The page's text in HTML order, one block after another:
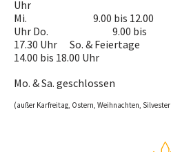
Uhr
Mi. 9.00 bis 12.00
Uhr Do. 9.00 bis
17.30 Uhr So. & Feiertage
14.00 bis 18.00 Uhr
Mo. & Sa. geschlossen
(außer Karfreitag, Ostern, Weihnachten,